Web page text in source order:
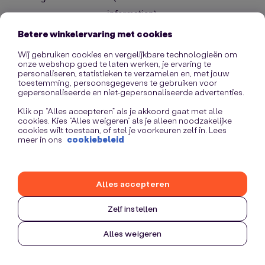
information).
Betere winkelervaring met cookies
Wij gebruiken cookies en vergelijkbare technologieën om
onze webshop goed te laten werken, je ervaring te
personaliseren, statistieken te verzamelen en, met jouw
toestemming, persoonsgegevens te gebruiken voor
gepersonaliseerde en niet-gepersonaliseerde advertenties.
Klik op “Alles accepteren” als je akkoord gaat met alle
cookies. Kies “Alles weigeren” als je alleen noodzakelijke
cookies wilt toestaan, of stel je voorkeuren zelf in. Lees
meer in ons cookiebeleid
Zelf instellen
Alles weigeren
Alles accepteren